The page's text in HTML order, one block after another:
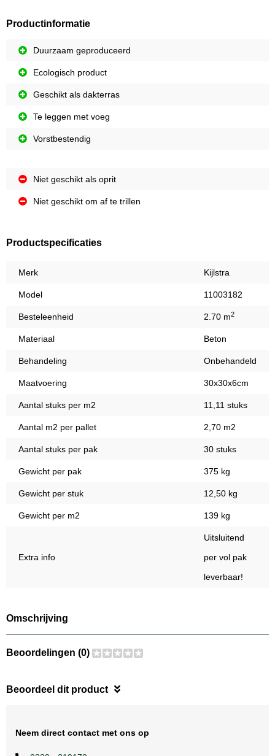
Productinformatie
Duurzaam geproduceerd
Ecologisch product
Geschikt als dakterras
Te leggen met voeg
Vorstbestendig
Niet geschikt als oprit
Niet geschikt om af te trillen
Productspecificaties
Merk Kijlstra
Model 11003182
Besteleenheid 2.70 m2
Materiaal Beton
Behandeling Onbehandeld
Maatvoering 30x30x6cm
Aantal stuks per m2 11,11 stuks
Aantal m2 per pallet 2,70 m2
Aantal stuks per pak 30 stuks
Gewicht per pak 375 kg
Gewicht per stuk 12,50 kg
Gewicht per m2 139 kg
Extra info
Uitsluitend
per vol pak
leverbaar!
Omschrijving
Beoordelingen (0)
Beoordeel dit product
Neem direct contact met ons op